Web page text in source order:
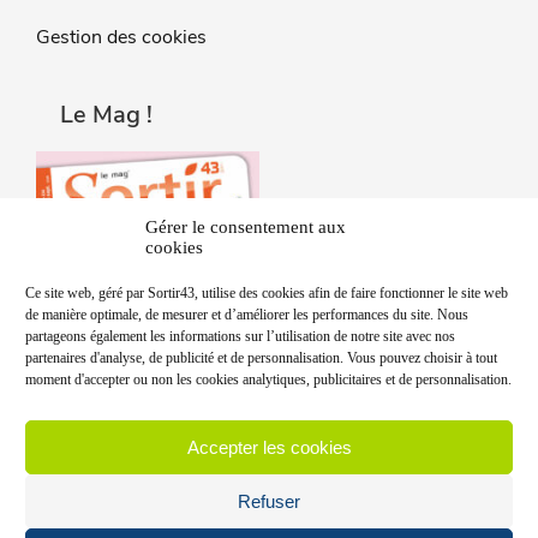
Gérer le consentement aux
cookies
Ce site web, géré par Sortir43, utilise des cookies afin de faire fonctionner le site web
de manière optimale, de mesurer et d’améliorer les performances du site. Nous
partageons également les informations sur l’utilisation de notre site avec nos
partenaires d'analyse, de publicité et de personnalisation. Vous pouvez choisir à tout
moment d'accepter ou non les cookies analytiques, publicitaires et de personnalisation.
Accepter les cookies
Refuser
Gestion des cookies
Le Mag !